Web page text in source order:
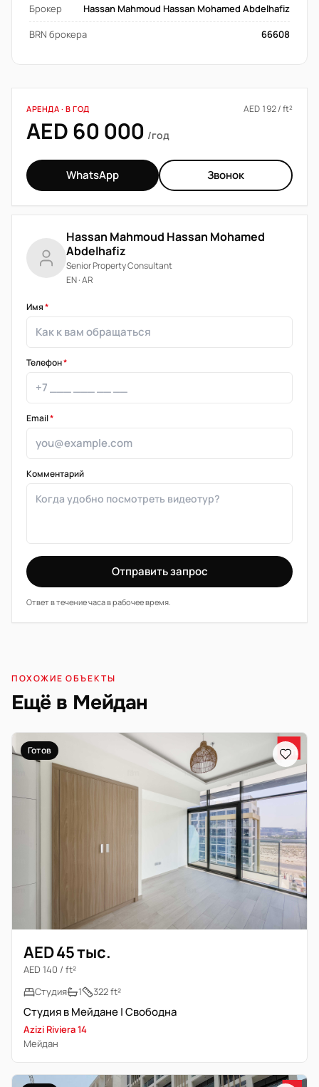
Брокер
Hassan Mahmoud Hassan Mohamed Abdelhafiz
BRN брокера
66608
АРЕНДА · В ГОД AED 192 / ft²
AED 60 000 /год
WhatsApp Звонок
Hassan Mahmoud Hassan Mohamed
Abdelhafiz
Senior Property Consultant
EN · AR
Имя*
Телефон*
Email*
Комментарий
Отправить запрос
Ответ в течение часа в рабочее время.
ПОХОЖИЕ ОБЪЕКТЫ
Ещё в Мейдан
Готов
AED 45 тыс.
AED 140 / ft²
Студия
1 322 ft²
Студия в Мейдане | Свободна
Azizi Riviera 14
Мейдан